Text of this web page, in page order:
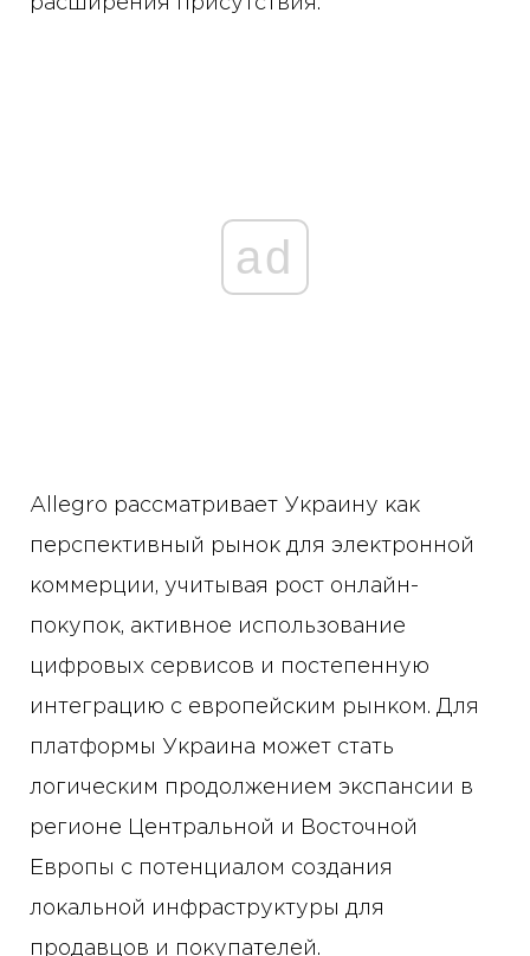
ad
Allegro рассматривает Украину как
перспективный рынок для электронной
коммерции, учитывая рост онлайн-
покупок, активное использование
цифровых сервисов и постепенную
интеграцию с европейским рынком. Для
платформы Украина может стать
логическим продолжением экспансии в
регионе Центральной и Восточной
Европы с потенциалом создания
локальной инфраструктуры для
продавцов и покупателей.